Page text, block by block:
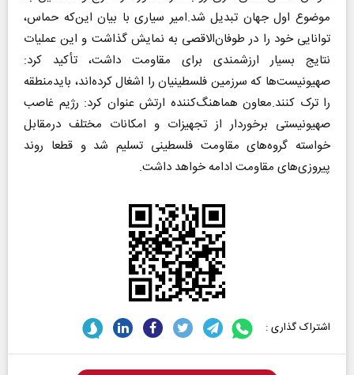
موضوع اول جهان تبدیل شد.امیر سیاری با بیان این‌که حماس،
توانایی خود را در طوفان‌الاقصی به نمایش گذاشت و این عملیات
نتایج بسیار ارزشمندی برای مقاومت داشت، تأکید کرد:
صهیونیست‌ها که سرزمین‌ فلسطینیان را اشغال کرده‌اند، بایدمنطقه
را ترک کنند.معاون هماهنگ‌کننده ارتش عنوان کرد: رژیم غاصب
صهیونیستی برخوردار از تجهیزات و امکانات مختلف درمقابل
خواسته‌ گروه‌های مقاومت فلسطینی تسلیم شد و قطعا روند
پیروزی‌های مقاومت ادامه خواهد داشت.
اشتراک گذاری :